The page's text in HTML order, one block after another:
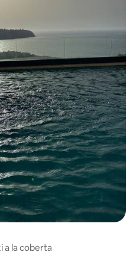
a la coberta